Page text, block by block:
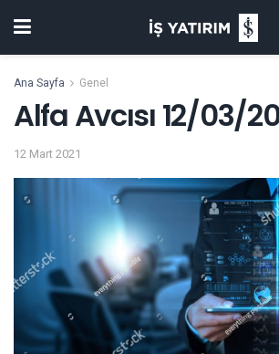
Ana Sayfa Genel
Alfa Avcısı 12/03/
12 Mart 2021